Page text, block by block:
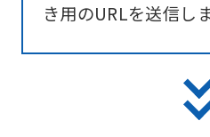
き用のURLを送信しま